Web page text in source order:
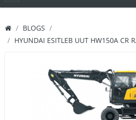
BLOGS
HYUNDAI ESITLEB UUT HW150A CR